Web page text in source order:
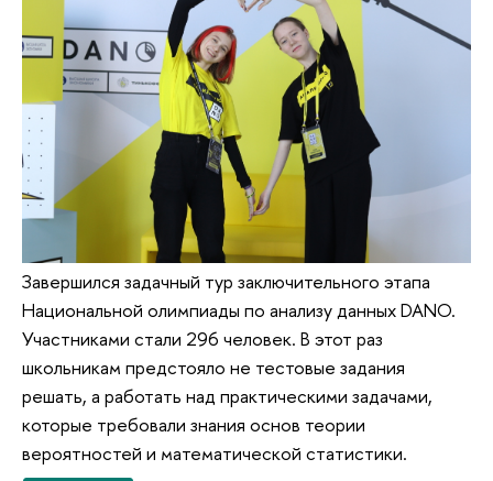
Завершился задачный тур заключительного этапа
Национальной олимпиады по анализу данных DANO.
Участниками стали 296 человек. В этот раз
школьникам предстояло не тестовые задания
решать, а работать над практическими задачами,
которые требовали знания основ теории
вероятностей и математической статистики.